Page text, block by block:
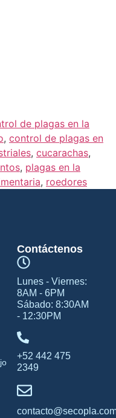
de plagas en la
, control de plagas en
, cucarachas,
, plagas en la
, roedores
Contáctenos
Lunes - Viernes:
8AM - 6PM
Sábado: 8:30AM
- 12:30PM
+52 442 475
2349